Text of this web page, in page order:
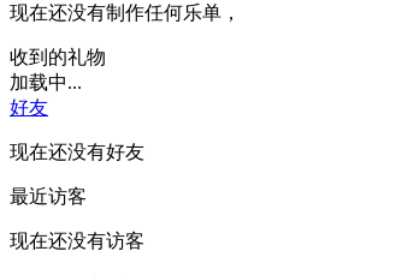
现在还没有制作任何乐单，
收到的礼物
加载中...
好友
现在还没有好友
最近访客
现在还没有访客